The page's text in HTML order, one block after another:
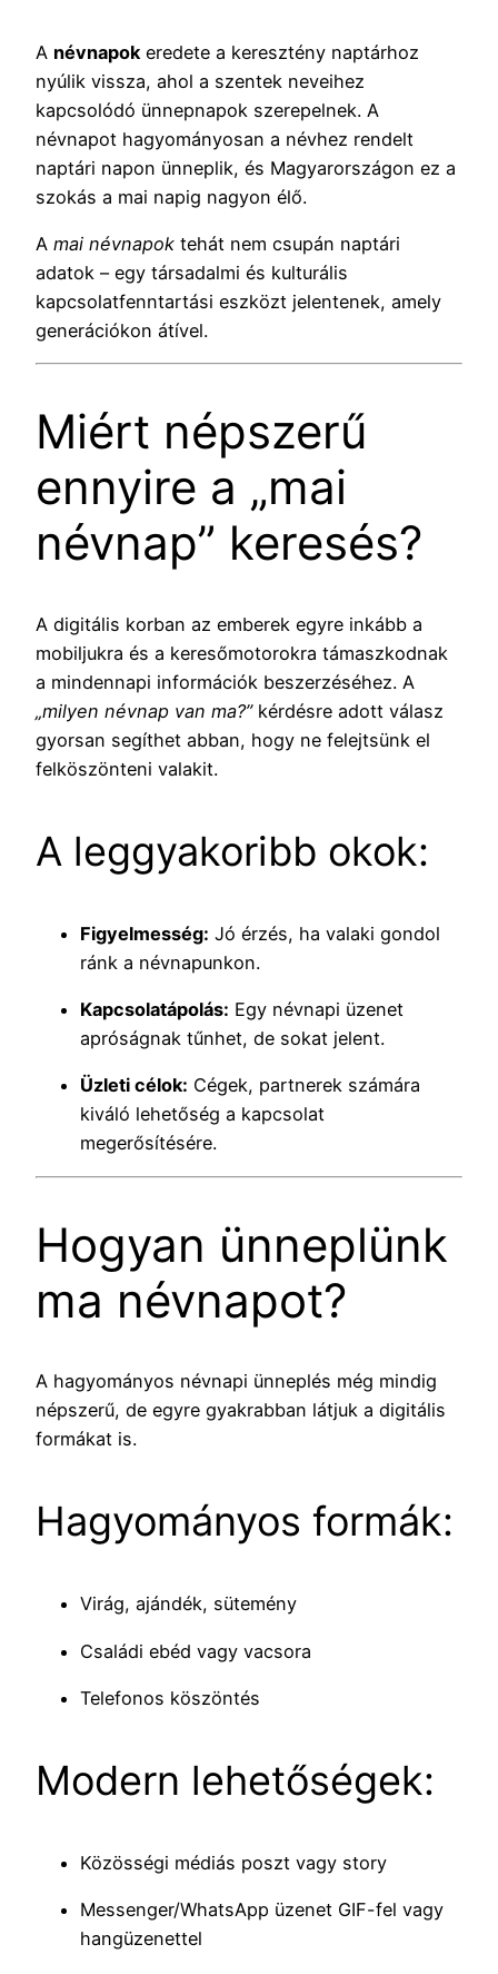
A névnapok eredete a keresztény naptárhoz
nyúlik vissza, ahol a szentek neveihez
kapcsolódó ünnepnapok szerepelnek. A
névnapot hagyományosan a névhez rendelt
naptári napon ünneplik, és Magyarországon ez a
szokás a mai napig nagyon élő.
A mai névnapok tehát nem csupán naptári
adatok – egy társadalmi és kulturális
kapcsolatfenntartási eszközt jelentenek, amely
generációkon átível.
Miért népszerű
ennyire a „mai
névnap” keresés?
A digitális korban az emberek egyre inkább a
mobiljukra és a keresőmotorokra támaszkodnak
a mindennapi információk beszerzéséhez. A
„milyen névnap van ma?”kérdésre adott válasz
gyorsan segíthet abban, hogy ne felejtsünk el
felköszönteni valakit.
A leggyakoribb okok:
Figyelmesség: Jó érzés, ha valaki gondol
ránk a névnapunkon.
Kapcsolatápolás: Egy névnapi üzenet
apróságnak tűnhet, de sokat jelent.
Üzleti célok: Cégek, partnerek számára
kiváló lehetőség a kapcsolat
megerősítésére.
Hogyan ünneplünk
ma névnapot?
A hagyományos névnapi ünneplés még mindig
népszerű, de egyre gyakrabban látjuk a digitális
formákat is.
Hagyományos formák:
Virág, ajándék, sütemény
Családi ebéd vagy vacsora
Telefonos köszöntés
Modern lehetőségek:
Közösségi médiás poszt vagy story
Messenger/WhatsApp üzenet GIF-fel vagy
hangüzenettel